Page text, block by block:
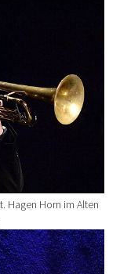
Hagen Horn im Alten